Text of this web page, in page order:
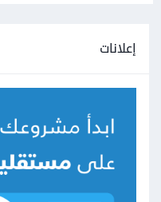
إعلانات